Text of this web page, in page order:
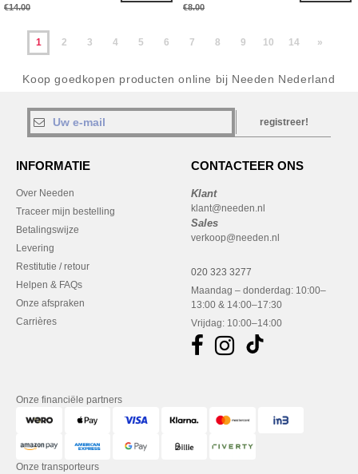
€14.00 €8.00
1 2 3 4 5 6 7 8 9 10 14 »
Koop goedkopen producten online bij Needen Nederland
registreer!
INFORMATIE
Over Needen
Traceer mijn bestelling
Betalingswijze
Levering
Restitutie / retour
Helpen & FAQs
Onze afspraken
Carrières
CONTACTEER ONS
Klant
klant@needen.nl
Sales
verkoop@needen.nl
020 323 3277
Maandag – donderdag: 10:00–
13:00 & 14:00–17:30
Vrijdag: 10:00–14:00
Onze financiële partners
Onze transporteurs